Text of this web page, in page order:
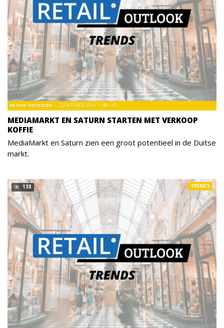
MEDIAMARKT EN SATURN STARTEN MET VERKOOP
KOFFIE
RETAIL OUTLOOK 22 OKTOBER 2019 145
MediaMarkt en Saturn zien een groot potentieel in de Duitse
markt.
138 TRENDS